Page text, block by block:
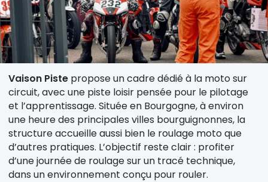
Vaison Piste propose un cadre dédié à la moto sur
circuit, avec une piste loisir pensée pour le pilotage
et l’apprentissage. Située en Bourgogne, à environ
une heure des principales villes bourguignonnes, la
structure accueille aussi bien le roulage moto que
d’autres pratiques. L’objectif reste clair : profiter
d’une journée de roulage sur un tracé technique,
dans un environnement conçu pour rouler.